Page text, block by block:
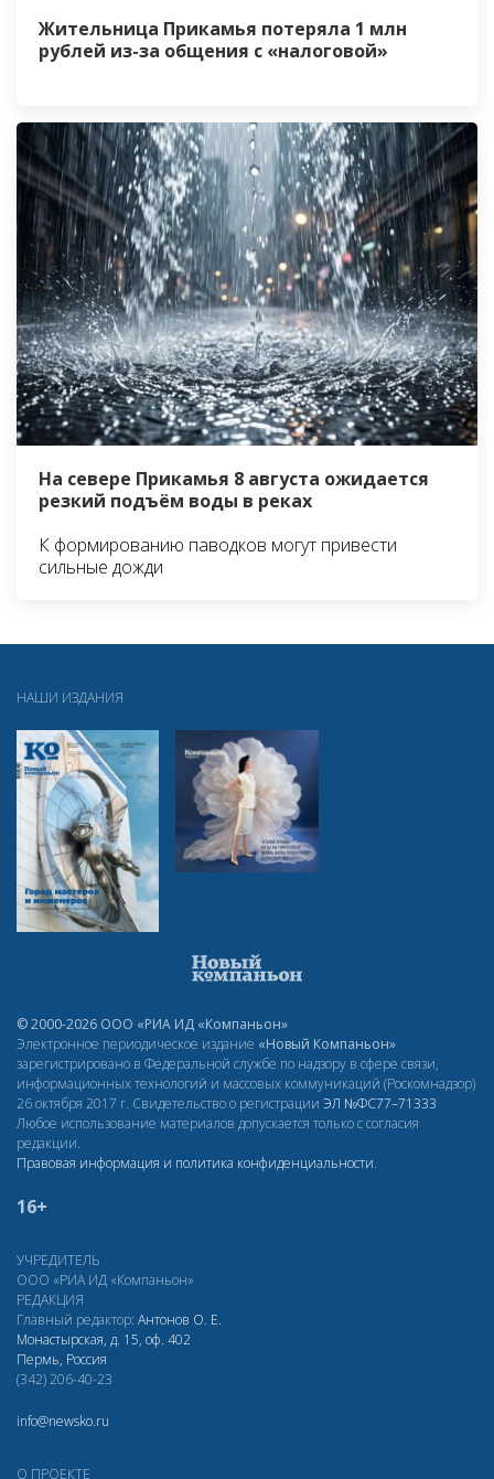
Жительница Прикамья потеряла 1 млн
рублей из-за общения с «налоговой»
На севере Прикамья 8 августа ожидается
резкий подъём воды в реках
К формированию паводков могут привести
сильные дожди
НАШИ ИЗДАНИЯ
© 2000-2026 ООО «РИА ИД «Компаньон»
Электронное периодическое издание «Новый Компаньон»
зарегистрировано в Федеральной службе по надзору в сфере связи,
информационных технологий и массовых коммуникаций (Роскомнадзор)
26 октября 2017 г. Свидетельство о регистрации ЭЛ №ФС77–71333
Любое использование материалов допускается только с согласия
редакции.
Правовая информация и политика конфиденциальности.
16+
УЧРЕДИТЕЛЬ
ООО «РИА ИД «Компаньон»
РЕДАКЦИЯ
Главный редактор: Антонов О. Е.
Монастырская, д. 15, оф. 402
Пермь, Россия
(342) 206-40-23
info@newsko.ru
О ПРОЕКТЕ